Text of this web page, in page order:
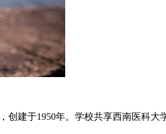
建于1950年。学校共享西南医科